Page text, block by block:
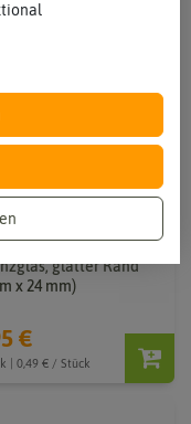
glatter Rand
x 24 mm)
€
| 0,49 € / Stück